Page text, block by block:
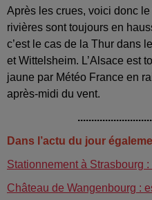
Après les crues, voici donc
rivières sont toujours en
c’est le cas de la Thur dans
et Wittelsheim. L’Alsace est
jaune par Météo France en
après-midi du vent.
Dans l’actu du jour
Stationnement à Strasbourg
Château de Wangenbourg :